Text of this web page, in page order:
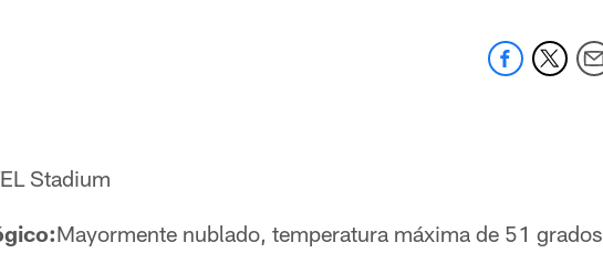
Stadium
Mayormente nublado, temperatura máxima de 51 grados